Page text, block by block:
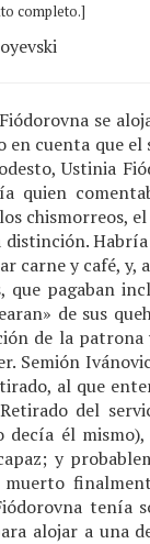
completo.]
se
cuenta que
Ustinia
quien
chismorreos,
y café, y,
pagaban
de sus
de la patrona
Semión
al que
del
él
y
tenía
alojar a una